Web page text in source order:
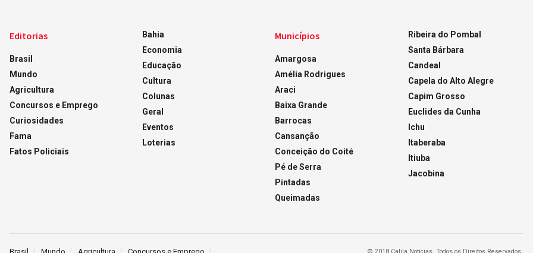
Editorias
Brasil
Mundo
Agricultura
Concursos e Emprego
Curiosidades
Fama
Fatos Policiais
Bahia
Economia
Educação
Cultura
Colunas
Geral
Eventos
Loterias
Municípios
Amargosa
Amélia Rodrigues
Araci
Baixa Grande
Barrocas
Cansanção
Conceição do Coité
Pé de Serra
Pintadas
Queimadas
Ribeira do Pombal
Santa Bárbara
Candeal
Capela do Alto Alegre
Capim Grosso
Euclides da Cunha
Ichu
Itaberaba
Itiuba
Jacobina